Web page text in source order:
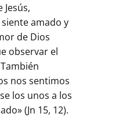
amado y
de Dios
observar el
nos sentimos
los unos a los
(Jn 15, 12).